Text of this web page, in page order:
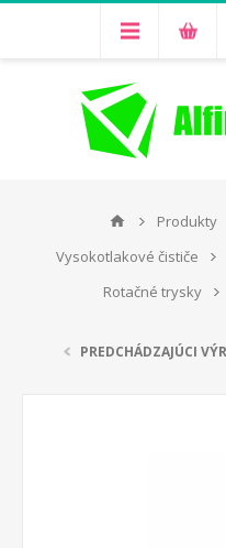
Produkty
Vysokotlakové čističe
Rotačné trysky
PREDCHÁDZAJÚCI